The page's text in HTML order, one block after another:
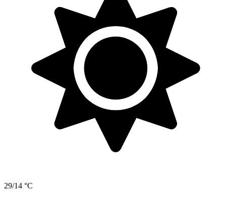
29/14 °C